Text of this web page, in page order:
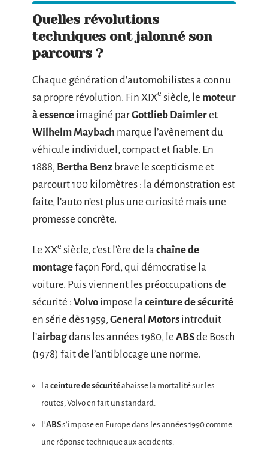
Quelles révolutions
techniques ont jalonné son
parcours ?
Chaque génération d’automobilistes a connu
sa propre révolution. Fin XIXe siècle, le moteur
à essence imaginé parGottlieb Daimleret
Wilhelm Maybach marque l’avènement du
véhicule individuel, compact et fiable. En
1888, Bertha Benz brave le scepticisme et
parcourt 100 kilomètres : la démonstration est
faite, l’auto n’est plus une curiosité mais une
promesse concrète.
Le XXe siècle, c’est l’ère de la chaîne de
montagefaçon Ford, qui démocratise la
voiture. Puis viennent les préoccupations de
sécurité : Volvo impose la ceinture de sécurité
en série dès 1959,General Motors introduit
l’airbagdans les années 1980, le ABSde Bosch
(1978) fait de l’antiblocage une norme.
La ceinture de sécuritéabaisse la mortalité sur les
routes, Volvo en fait un standard.
L’ABSs’impose en Europe dans les années 1990 comme
une réponse technique aux accidents.